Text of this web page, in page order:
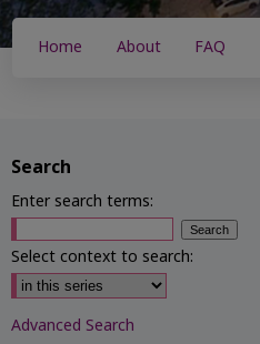
Home About FAQ
Search
Enter search terms:
Select context to search:
Advanced Search